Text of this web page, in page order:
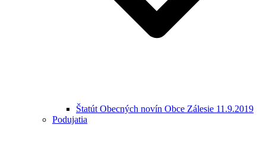
Štatút Obecných novín Obce Zálesie 11.9.2019
Podujatia